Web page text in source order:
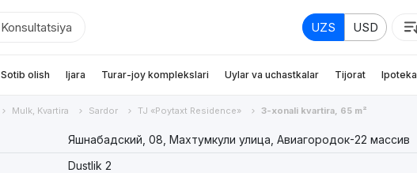
Konsultatsiya UZS USD
Sotib olish Ijara Turar-joy komplekslari Uylar va uchastkalar Tijorat Ipoteka
Mulk, Kvartira Sardor TJ «Poytaxt Residence» 3-xonali kvartira, 65 m²
Яшнабадский, 08, Махтумкули улица, Авиагородок-22 массив
Dustlik 2